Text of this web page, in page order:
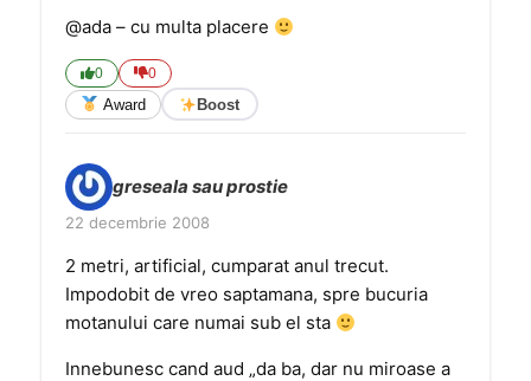
@ada – cu multa placere
0 0
Award Boost
greseala sau prostie
22 decembrie 2008
2 metri, artificial, cumparat anul trecut.
Impodobit de vreo saptamana, spre bucuria
motanului care numai sub el sta
Innebunesc cand aud „da ba, dar nu miroase a